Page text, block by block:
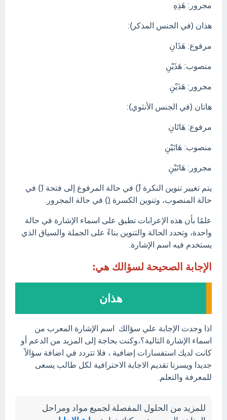
مجرور: هَذِهِ
هذان (في الجنس المذكر):
مرفوع: هَذَانِ
منصوب: هَذَيْنِ
مجرور: هَذَيْنِ
هاتان (في الجنس الأنثوي):
مرفوع: هَاتَانِ
منصوب: هَاتَيْنِ
مجرور: هَاتَيْنِ
يتم تغيير تنوين النكرة (ً) في حالة المرفوع إلى فتحة (َ) في
حالة المنصوب، وتنوين الكسرة (ِ) في حالة المجرور.
علمًا بأن هذه الإعرابات تطبق على اسماء الإشارة في حالة
واحدة، وتحدد الحالة والتنوين بناءً على الجملة والسياق الذي
يستخدم فيه اسم الإشارة.
الإجابة الصحيحة لسؤالك هي:
هذان
اذا وجدت الإجابة علي سؤالك اسم الإشارة المعرب من
اسماء الإشارة التالية؟،وكنت بحاجة إلى المزيد من الدعم أو
كانت لديك استفسارات إضافية ، فلا تتردد في اضافة سؤالاً
جديدا ويسرنا تقديم الاجابة الاحترافية لكل طالب يسعى
للمعرفة والتعلم.
للمزيد من الحلول المفصلة لجميع مواد ومراحل